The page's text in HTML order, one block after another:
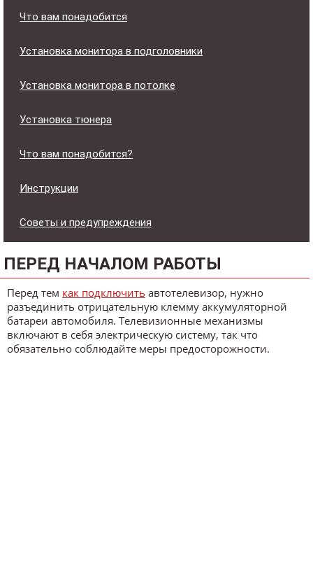
Что вам понадобится
Установка монитора в подголовники
Установка монитора в потолке
Установка тюнера
Что вам понадобится?
Инструкции
Советы и предупреждения
ПЕРЕД НАЧАЛОМ РАБОТЫ
Перед тем как подключить автотелевизор, нужно
разъединить отрицательную клемму аккумуляторной
батареи автомобиля. Телевизионные механизмы
включают в себя электрическую систему, так что
обязательно соблюдайте меры предосторожности.